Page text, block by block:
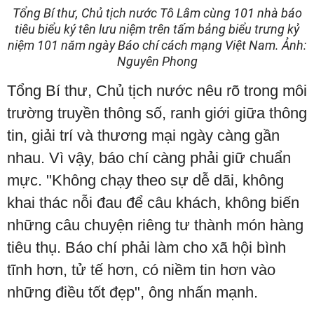
Tổng Bí thư, Chủ tịch nước Tô Lâm cùng 101 nhà báo
tiêu biểu ký tên lưu niệm trên tấm bảng biểu trưng kỷ
niệm 101 năm ngày Báo chí cách mạng Việt Nam. Ảnh:
Nguyên Phong
Tổng Bí thư, Chủ tịch nước nêu rõ trong môi
trường truyền thông số, ranh giới giữa thông
tin, giải trí và thương mại ngày càng gần
nhau. Vì vậy, báo chí càng phải giữ chuẩn
mực. "Không chạy theo sự dễ dãi, không
khai thác nỗi đau để câu khách, không biến
những câu chuyện riêng tư thành món hàng
tiêu thụ. Báo chí phải làm cho xã hội bình
tĩnh hơn, tử tế hơn, có niềm tin hơn vào
những điều tốt đẹp", ông nhấn mạnh.